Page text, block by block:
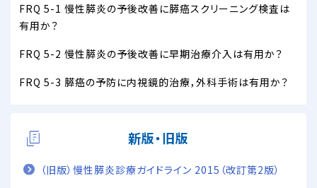
FRQ 5-1 慢性膵炎の予後改善に膵癌スクリーニング検査は
有用か？
FRQ 5-2 慢性膵炎の予後改善に早期治療介入は有用か？
FRQ 5-3 膵癌の予防に内視鏡的治療，外科手術は有用か？
新版・旧版
（旧版）慢性膵炎診療ガイドライン 2015（改訂第2版）